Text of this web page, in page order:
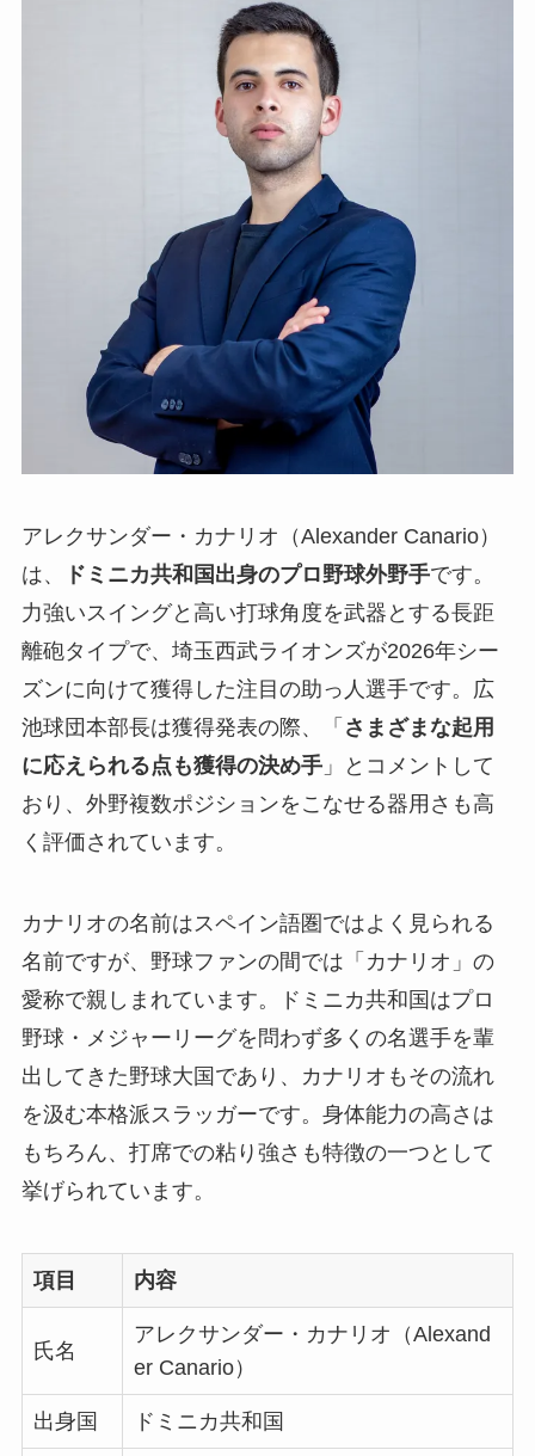
アレクサンダー・カナリオ（Alexander Canario）
は、
ドミニカ共和国出身のプロ野球外野手です。
力強いスイングと高い打球角度を武器とする長距
離砲タイプで、埼玉西武ライオンズが2026年シー
ズンに向けて獲得した注目の助っ人選手です。広
池球団本部長は獲得発表の際、「 さまざまな起用
に応えられる点も獲得の決め手」とコメントして
おり、外野複数ポジションをこなせる器用さも高
く評価されています。
カナリオの名前はスペイン語圏ではよく見られる
名前ですが、野球ファンの間では「カナリオ」の
愛称で親しまれています。ドミニカ共和国はプロ
野球・メジャーリーグを問わず多くの名選手を輩
出してきた野球大国であり、カナリオもその流れ
を汲む本格派スラッガーです。身体能力の高さは
もちろん、打席での粘り強さも特徴の一つとして
挙げられています。
項目 内容
氏名
アレクサンダー・カナリオ（Alexand
er Canario）
出身国 ドミニカ共和国